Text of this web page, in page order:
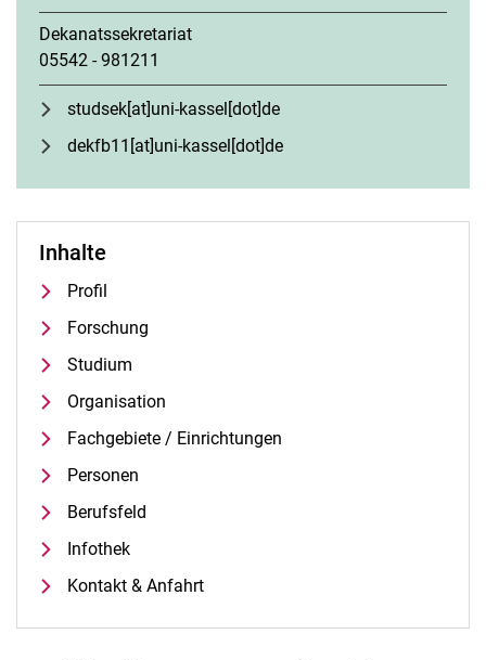
Dekanatssekretariat
05542 - 981211
studsek[at]uni-kassel[dot]de
dekfb11[at]uni-kassel[dot]de
Inhalte
Profil
Forschung
Studium
Organisation
Fachgebiete / Einrichtungen
Personen
Berufsfeld
Infothek
Kontakt & Anfahrt